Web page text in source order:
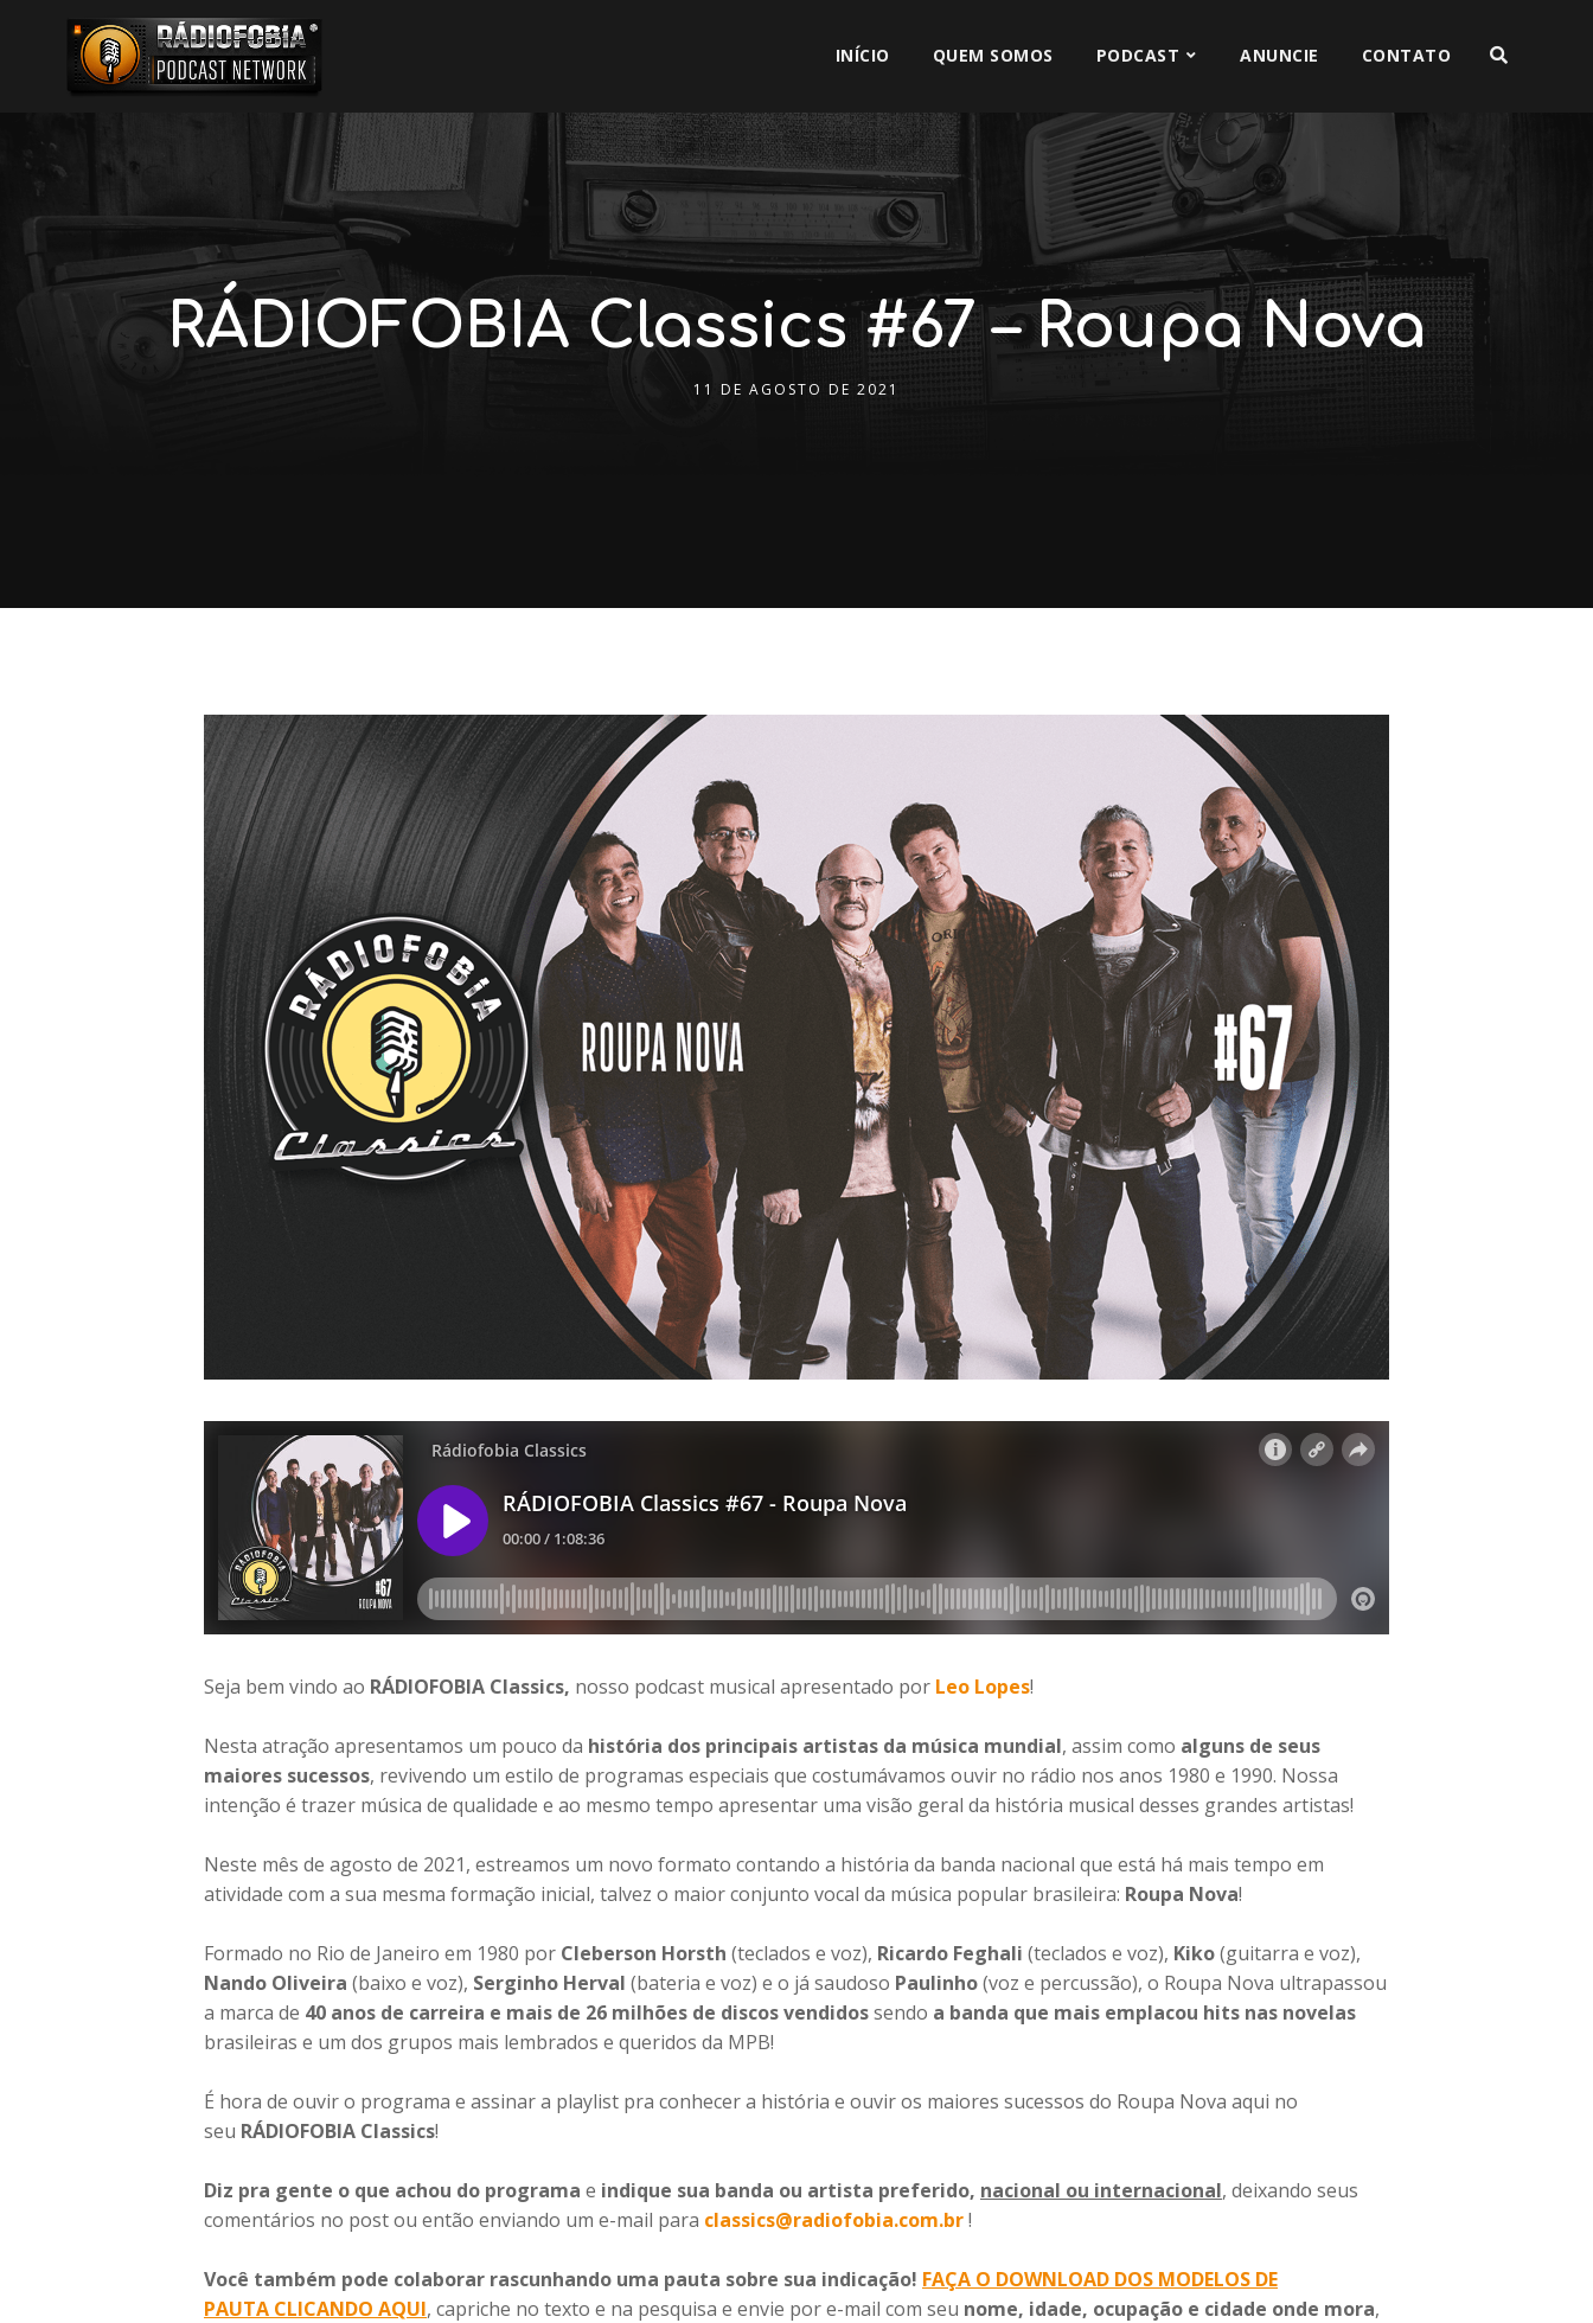
INÍCIO QUEM SOMOS PODCAST ANUNCIE CONTATO
RÁDIOFOBIA Classics #67 – Roupa Nova
11 DE AGOSTO DE 2021
Seja bem vindo ao RÁDIOFOBIA Classics, nosso podcast musical apresentado por Leo Lopes!
Nesta atração apresentamos um pouco da história dos principais artistas da música mundial, assim como alguns de seus
maiores sucessos, revivendo um estilo de programas especiais que costumávamos ouvir no rádio nos anos 1980 e 1990. Nossa
intenção é trazer música de qualidade e ao mesmo tempo apresentar uma visão geral da história musical desses grandes artistas!
Neste mês de agosto de 2021, estreamos um novo formato contando a história da banda nacional que está há mais tempo em
atividade com a sua mesma formação inicial, talvez o maior conjunto vocal da música popular brasileira: Roupa Nova!
Formado no Rio de Janeiro em 1980 por Cleberson Horsth (teclados e voz), Ricardo Feghali (teclados e voz), Kiko(guitarra e voz),
Nando Oliveira (baixo e voz), Serginho Herval (bateria e voz) e o já saudoso Paulinho(voz e percussão), o Roupa Nova ultrapassou
a marca de 40 anos de carreira e mais de 26 milhões de discos vendidossendo a banda que mais emplacou hits nas novelas
brasileiras e um dos grupos mais lembrados e queridos da MPB!
É hora de ouvir o programa e assinar a playlist pra conhecer a história e ouvir os maiores sucessos do Roupa Nova aqui no
seu RÁDIOFOBIA Classics!
Diz pra gente o que achou do programa e indique sua banda ou artista preferido, nacional ou internacional, deixando seus
comentários no post ou então enviando um e-mail para classics@radiofobia.com.br!
Você também pode colaborar rascunhando uma pauta sobre sua indicação! FAÇA O DOWNLOAD DOS MODELOS DE
PAUTA CLICANDO AQUI, capriche no texto e na pesquisa e envie por e-mail com seu nome, idade, ocupação e cidade onde mora,